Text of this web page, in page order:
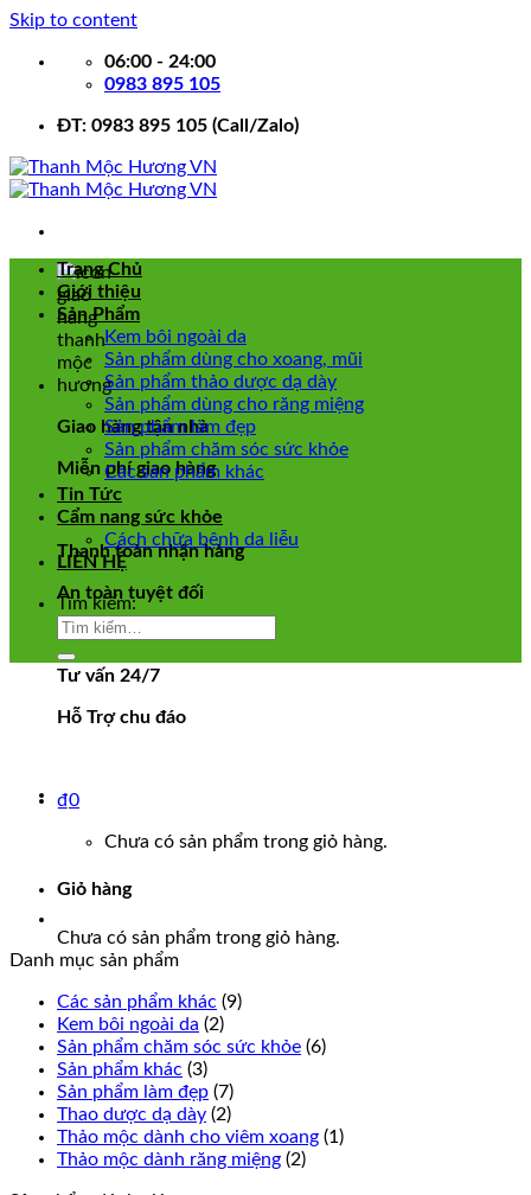
Skip to content
06:00 - 24:00
0983 895 105
ĐT: 0983 895 105 (Call/Zalo)
Giao hàng tận nhà
Miễn phí giao hàng
Thanh toàn nhận hàng
An toàn tuyệt đối
Tư vấn 24/7
Hỗ Trợ chu đáo
₫0
Chưa có sản phẩm trong giỏ hàng.
Giỏ hàng
Chưa có sản phẩm trong giỏ hàng.
Trang Chủ
Giới thiệu
Sản Phẩm
Kem bôi ngoài da
Sản phẩm dùng cho xoang, mũi
Sản phẩm thảo dược dạ dày
Sản phẩm dùng cho răng miệng
Sản phẩm làm đẹp
Sản phẩm chăm sóc sức khỏe
Các sản phẩm khác
Tin Tức
Cẩm nang sức khỏe
Cách chữa bệnh da liễu
LIÊN HỆ
Tìm kiếm:
Danh mục sản phẩm
Các sản phẩm khác (9)
Kem bôi ngoài da (2)
Sản phẩm chăm sóc sức khỏe (6)
Sản phẩm khác (3)
Sản phẩm làm đẹp (7)
Thao dược dạ dày (2)
Thảo mộc dành cho viêm xoang (1)
Thảo mộc dành răng miệng (2)